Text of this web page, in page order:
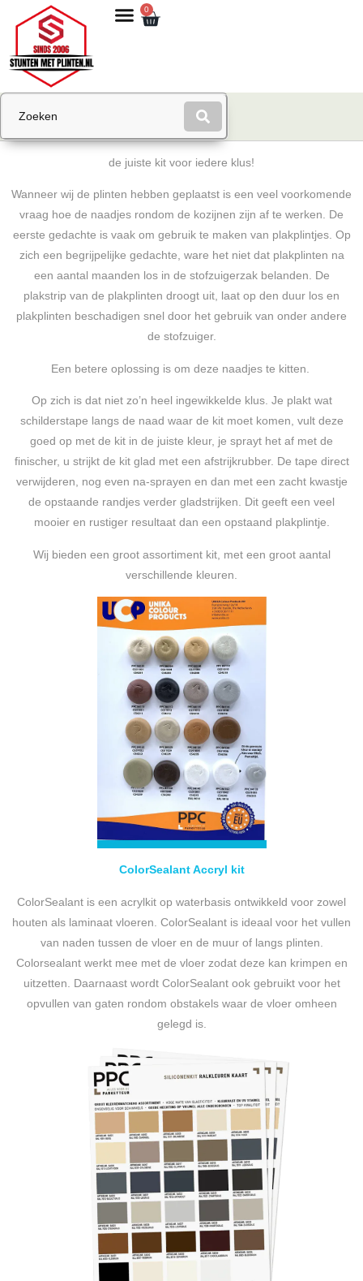
0
de juiste kit voor iedere klus!
Wanneer wij de plinten hebben geplaatst is een veel voorkomende
vraag hoe de naadjes rondom de kozijnen zijn af te werken. De
eerste gedachte is vaak om gebruik te maken van plakplintjes. Op
zich een begrijpelijke gedachte, ware het niet dat plakplinten na
een aantal maanden los in de stofzuigerzak belanden. De
plakstrip van de plakplinten droogt uit, laat op den duur los en
plakplinten beschadigen snel door het gebruik van onder andere
de stofzuiger.
Een betere oplossing is om deze naadjes te kitten.
Op zich is dat niet zo’n heel ingewikkelde klus. Je plakt wat
schilderstape langs de naad waar de kit moet komen, vult deze
goed op met de kit in de juiste kleur, je sprayt het af met de
finischer, u strijkt de kit glad met een afstrijkrubber. De tape direct
verwijderen, nog even na-sprayen en dan met een zacht kwastje
de opstaande randjes verder gladstrijken. Dit geeft een veel
mooier en rustiger resultaat dan een opstaand plakplintje.
Wij bieden een groot assortiment kit, met een groot aantal
verschillende kleuren.
ColorSealant Accryl kit
ColorSealant is een acrylkit op waterbasis ontwikkeld voor zowel
houten als laminaat vloeren. ColorSealant is ideaal voor het vullen
van naden tussen de vloer en de muur of langs plinten.
Colorsealant werkt mee met de vloer zodat deze kan krimpen en
uitzetten. Daarnaast wordt ColorSealant ook gebruikt voor het
opvullen van gaten rondom obstakels waar de vloer omheen
gelegd is.